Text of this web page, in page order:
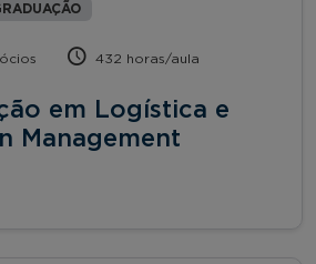
432 horas/aula
em Logística e
Management